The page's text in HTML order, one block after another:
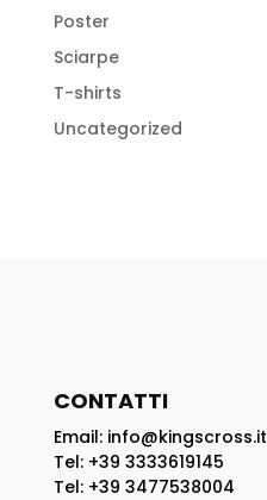
Poster
Sciarpe
T-shirts
Uncategorized
CONTATTI
Email: info@kingscross.it
Tel: +39 3333619145
Tel: +39 3477538004